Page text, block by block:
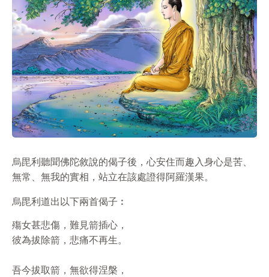
烏毘利聽聞佛陀敘說的偈子後，心安住而趣入身心是苦、
無常、無我的實相，站立在該處證得阿羅漢果。
烏毘利道出以下兩首偈子︰
殤女甚悲傷，難見箭插心，
彼為拔除箭，悲痛不再生。
吾今拔取箭，無欲得涅槃，